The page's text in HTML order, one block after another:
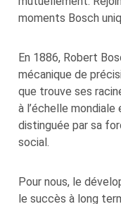
moments Bosch
En 1886, Robert
mécanique de
que trouve ses
à l’échelle
distinguée par sa
social.
Pour nous, le
le succès à long